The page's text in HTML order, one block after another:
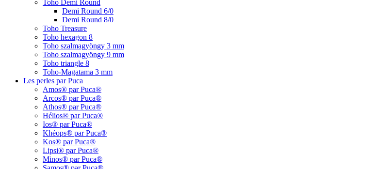
Toho Demi Round
Demi Round 6/0
Demi Round 8/0
Toho Treasure
Toho hexagon 8
Toho szalmagyöngy 3 mm
Toho szalmagyöngy 9 mm
Toho triangle 8
Toho-Magatama 3 mm
Les perles par Puca
Amos® par Puca®
Arcos® par Puca®
Athos® par Puca®
Hélios® par Puca®
Ios® par Puca®
Khéops® par Puca®
Kos® par Puca®
Lipsi® par Puca®
Minos® par Puca®